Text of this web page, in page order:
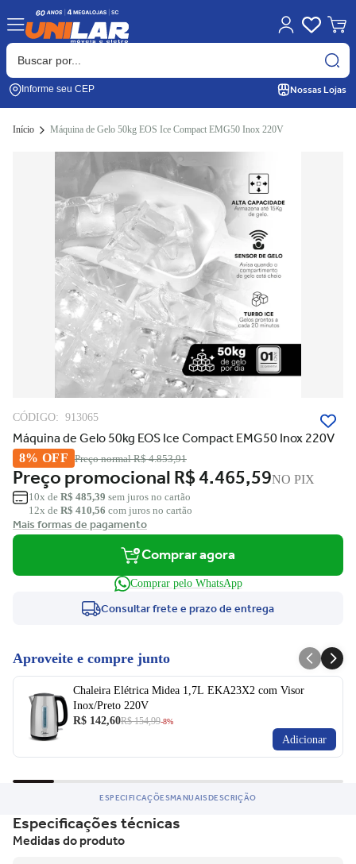
Informe seu CEP Nossas Lojas
Início Máquina de Gelo 50kg EOS Ice Compact EMG50 Inox 220V
CÓDIGO: 913065
Máquina de Gelo 50kg EOS Ice Compact EMG50 Inox 220V
8% OFF Preço normalR$ 4.853,91
Preço promocionalR$ 4.465,59NO PIX
10x de R$ 485,39 sem juros no cartão
12x de R$ 410,56 com juros no cartão
Mais formas de pagamento
Comprar agora
Comprar pelo WhatsApp
Consultar frete e prazo de entrega
Aproveite e compre junto
Chaleira Elétrica Midea 1,7L EKA23X2 com Visor
Inox/Preto 220V
R$ 142,60R$ 154,99-8%
Adicionar
ESPECIFICAÇÕESMANUAISDESCRIÇÃO
Especificações técnicas
Medidas do produto